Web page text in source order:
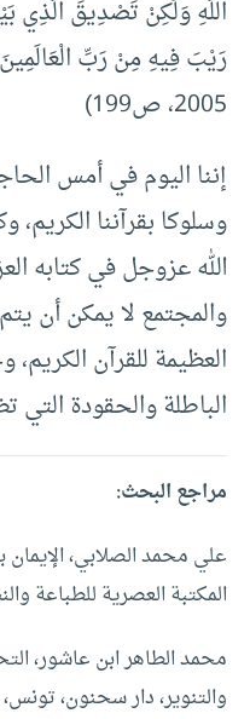
اللَّهِ وَلَكِنْ تَصْدِيقَ الَّذِي
2005، ص199)
إننا اليوم في أمس
وسلوكا بقرآننا
الله عزوجل في كتابه
والمجتمع لا يمكن أن
العظيمة للقرآن
الباطلة والحقودة التي
مراجع البحث:
علي محمد الصلابي، الإيمان
المكتبة العصرية للطباعة والنشر،1432ه-2011م
محمد الطاهر ابن عاشور،
والتنوير، دار سحنون، تونس، 1983م.